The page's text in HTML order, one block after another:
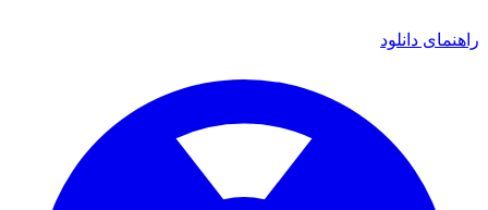
راهنمای دانلود